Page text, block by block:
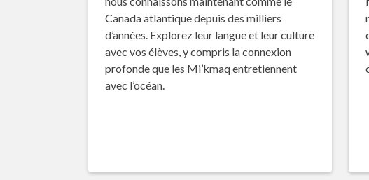
Canada atlantique depuis des milliers
d’années. Explorez leur langue et leur culture
avec vos élèves, y compris la connexion
profonde que les Mi’kmaq entretiennent
avec l’océan.